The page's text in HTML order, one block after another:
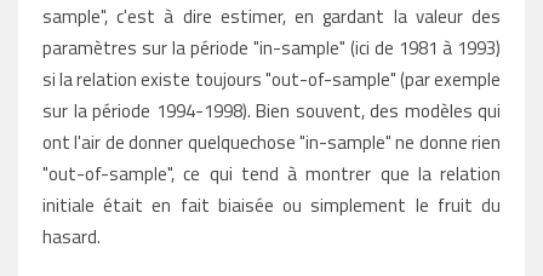
sample", c'est à dire estimer, en gardant la valeur des
paramètres sur la période "in-sample" (ici de 1981 à 1993)
si la relation existe toujours "out-of-sample" (par exemple
sur la période 1994-1998). Bien souvent, des modèles qui
ont l'air de donner quelquechose "in-sample" ne donne rien
"out-of-sample", ce qui tend à montrer que la relation
initiale était en fait biaisée ou simplement le fruit du
hasard.